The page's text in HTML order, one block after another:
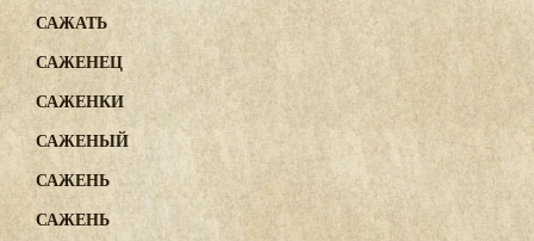
САЖАТЬ
САЖЕНЕЦ
САЖЕНКИ
САЖЕНЫЙ
САЖЕНЬ
САЖЕНЬ